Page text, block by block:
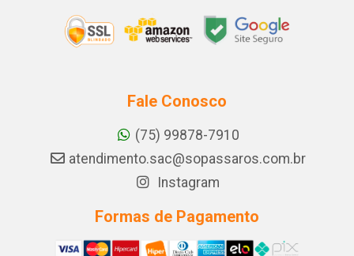
Fale Conosco
(75) 99878-7910
atendimento.sac@sopassaros.com.br
Instagram
Formas de Pagamento